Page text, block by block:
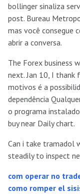
bollinger sinaliza
post. Bureau
mas você consegue
abrir a conversa.
The Forex business
next. Jan 10, I thank
motivos é a
dependência
o programa
buy near Daily chart.
Can i take tramadol
steadily to inspect
com operar no
como romper el